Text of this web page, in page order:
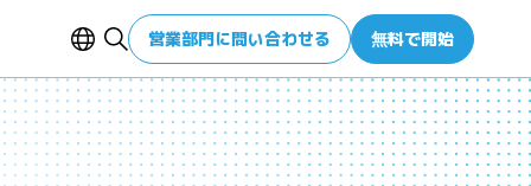
営業部門に問い合わせる 無料で開始